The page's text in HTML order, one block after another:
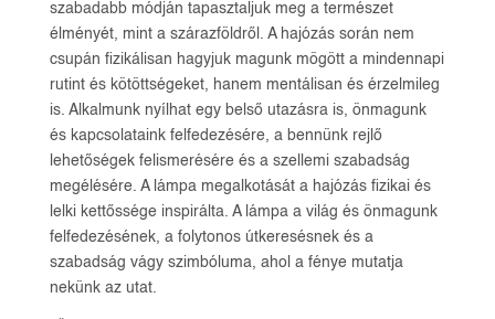
szabadabb módján tapasztaljuk meg a természet
élményét, mint a szárazföldről. A hajózás során nem
csupán fizikálisan hagyjuk magunk mögött a mindennapi
rutint és kötöttségeket, hanem mentálisan és érzelmileg
is. Alkalmunk nyílhat egy belső utazásra is, önmagunk
és kapcsolataink felfedezésére, a bennünk rejlő
lehetőségek felismerésére és a szellemi szabadság
megélésére. A lámpa megalkotását a hajózás fizikai és
lelki kettőssége inspirálta. A lámpa a világ és önmagunk
felfedezésének, a folytonos útkeresésnek és a
szabadság vágy szimbóluma, ahol a fénye mutatja
nekünk az utat.